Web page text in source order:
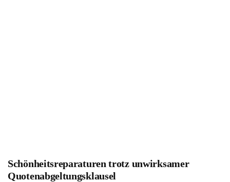
Schönheitsreparaturen trotz unwirksamer
Quotenabgeltungsklausel